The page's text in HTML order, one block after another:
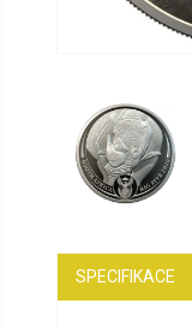
SPECIFIKACE